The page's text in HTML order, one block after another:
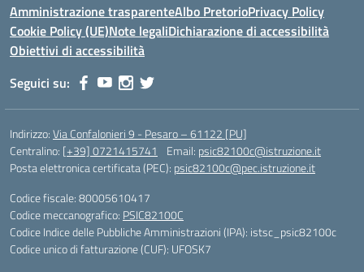
Amministrazione trasparenteAlbo PretorioPrivacy Policy
Cookie Policy (UE)Note legaliDichiarazione di accessibilità
Obiettivi di accessibilità
Seguici su:
Indirizzo:Via Confalonieri 9 - Pesaro – 61122 [PU]
Centralino: [+39] 0721415741 Email: psic82100c@istruzione.it
Posta elettronica certificata (PEC): psic82100c@pec.istruzione.it
Codice fiscale: 80005610417
Codice meccanografico: PSIC82100C
Codice Indice delle Pubbliche Amministrazioni (IPA): istsc_psic82100c
Codice unico di fatturazione (CUF): UFOSK7